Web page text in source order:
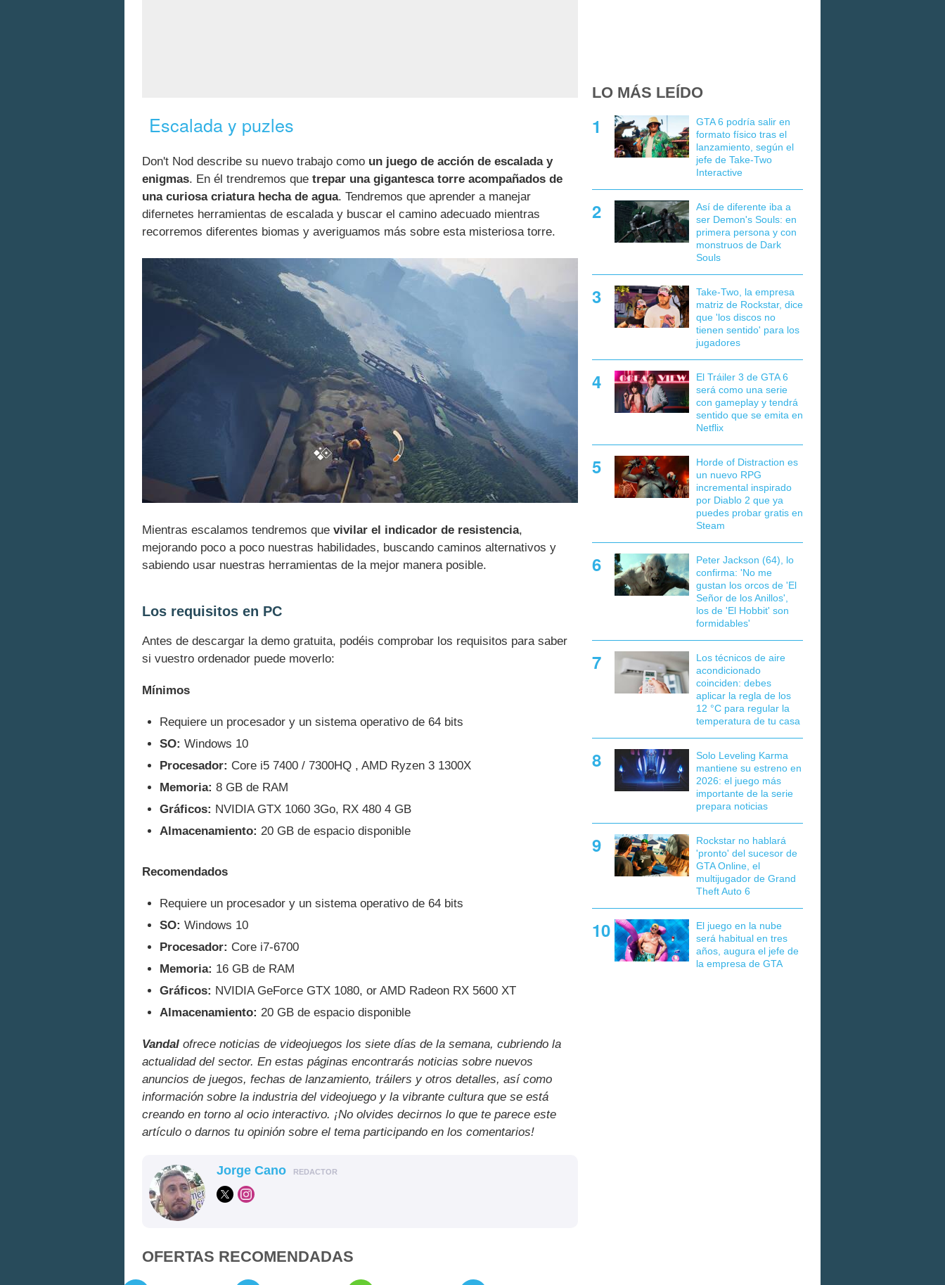
Escalada y puzles
Don't Nod describe su nuevo trabajo como un juego de acción de escalada y
enigmas. En él trendremos que trepar una gigantesca torre acompañados de
una curiosa criatura hecha de agua. Tendremos que aprender a manejar
difernetes herramientas de escalada y buscar el camino adecuado mientras
recorremos diferentes biomas y averiguamos más sobre esta misteriosa torre.
Mientras escalamos tendremos que vivilar el indicador de resistencia,
mejorando poco a poco nuestras habilidades, buscando caminos alternativos y
sabiendo usar nuestras herramientas de la mejor manera posible.
Los requisitos en PC
Antes de descargar la demo gratuita, podéis comprobar los requisitos para saber
si vuestro ordenador puede moverlo:
Mínimos
Requiere un procesador y un sistema operativo de 64 bits
SO: Windows 10
Procesador: Core i5 7400 / 7300HQ , AMD Ryzen 3 1300X
Memoria: 8 GB de RAM
Gráficos: NVIDIA GTX 1060 3Go, RX 480 4 GB
Almacenamiento: 20 GB de espacio disponible
Recomendados
Requiere un procesador y un sistema operativo de 64 bits
SO: Windows 10
Procesador: Core i7-6700
Memoria: 16 GB de RAM
Gráficos: NVIDIA GeForce GTX 1080, or AMD Radeon RX 5600 XT
Almacenamiento: 20 GB de espacio disponible
Vandal ofrece noticias de videojuegos los siete días de la semana, cubriendo la
actualidad del sector. En estas páginas encontrarás noticias sobre nuevos
anuncios de juegos, fechas de lanzamiento, tráilers y otros detalles, así como
información sobre la industria del videojuego y la vibrante cultura que se está
creando en torno al ocio interactivo. ¡No olvides decirnos lo que te parece este
artículo o darnos tu opinión sobre el tema participando en los comentarios!
Jorge Cano REDACTOR
OFERTAS RECOMENDADAS
LO MÁS LEÍDO
GTA 6 podría salir en
formato físico tras el
lanzamiento, según el
jefe de Take-Two
Interactive
Así de diferente iba a
ser Demon's Souls: en
primera persona y con
monstruos de Dark
Souls
Take-Two, la empresa
matriz de Rockstar, dice
que 'los discos no
tienen sentido' para los
jugadores
El Tráiler 3 de GTA 6
será como una serie
con gameplay y tendrá
sentido que se emita en
Netflix
Horde of Distraction es
un nuevo RPG
incremental inspirado
por Diablo 2 que ya
puedes probar gratis en
Steam
Peter Jackson (64), lo
confirma: 'No me
gustan los orcos de 'El
Señor de los Anillos',
los de 'El Hobbit' son
formidables'
Los técnicos de aire
acondicionado
coinciden: debes
aplicar la regla de los
12 °C para regular la
temperatura de tu casa
Solo Leveling Karma
mantiene su estreno en
2026: el juego más
importante de la serie
prepara noticias
Rockstar no hablará
'pronto' del sucesor de
GTA Online, el
multijugador de Grand
Theft Auto 6
El juego en la nube
será habitual en tres
años, augura el jefe de
la empresa de GTA